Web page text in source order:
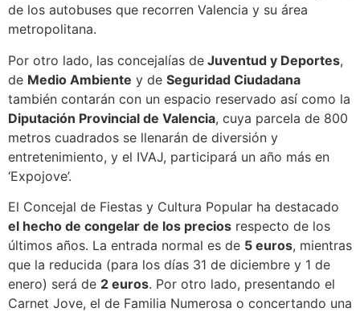
de los autobuses que recorren Valencia y su área
metropolitana.
Por otro lado, las concejalías de Juventud y Deportes,
de Medio Ambiente y de Seguridad Ciudadana
también contarán con un espacio reservado así como la
Diputación Provincial de Valencia, cuya parcela de 800
metros cuadrados se llenarán de diversión y
entretenimiento, y el IVAJ, participará un año más en
‘Expojove’.
El Concejal de Fiestas y Cultura Popular ha destacado
el hecho de congelar de los precios respecto de los
últimos años. La entrada normal es de 5 euros, mientras
que la reducida (para los días 31 de diciembre y 1 de
enero) será de 2 euros. Por otro lado, presentando el
Carnet Jove, el de Familia Numerosa o concertando una